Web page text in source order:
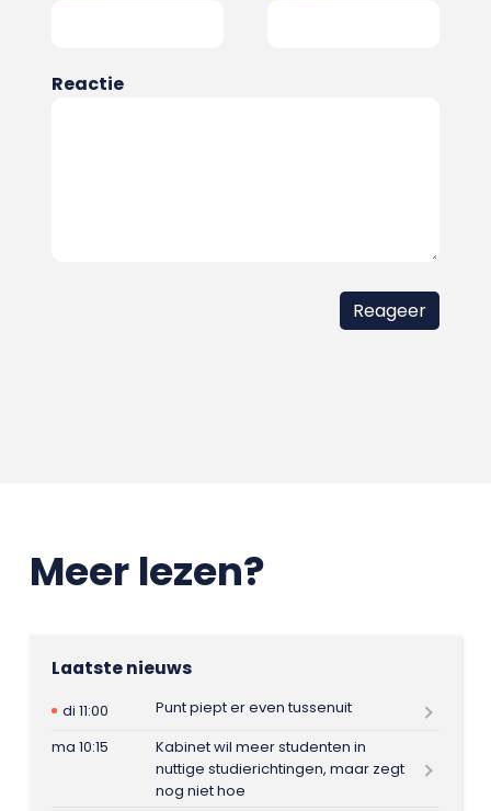
Reactie
Meer lezen?
Laatste nieuws
di 11:00
Punt piept er even tussenuit
ma 10:15
Kabinet wil meer studenten in
nuttige studierichtingen, maar zegt
nog niet hoe